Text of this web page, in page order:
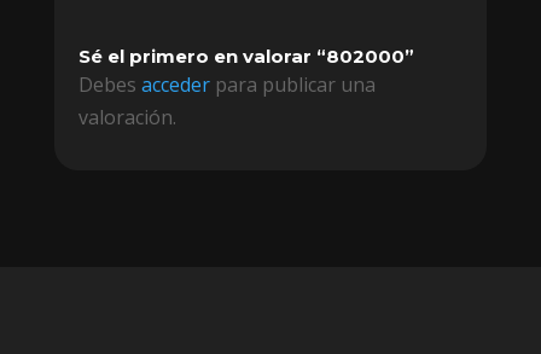
Sé el primero en valorar “802000”
Debes accederpara publicar una
valoración.